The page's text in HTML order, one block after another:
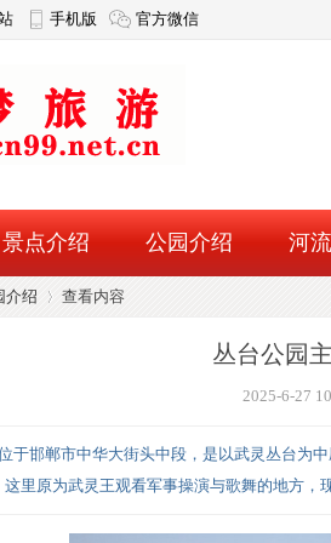
手机版 官方微信
景点介绍 公园介绍 河
介绍 查看内容
丛台公园
2025-6-27
于邯郸市中华大街头中段，是以武灵丛台为
里原为武灵王观看军事操演与歌舞的地方，